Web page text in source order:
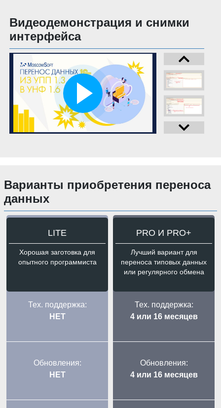
Видеодемонстрация и снимки
интерфейса
Варианты приобретения переноса
данных
LITE
Хорошая заготовка для
опытного программиста
Тех. поддержка:
НЕТ
Обновления:
НЕТ
PRO И PRO+
Лучший вариант для
переноса типовых данных
или регулярного обмена
Тех. поддержка:
4 или 16 месяцев
Обновления:
4 или 16 месяцев